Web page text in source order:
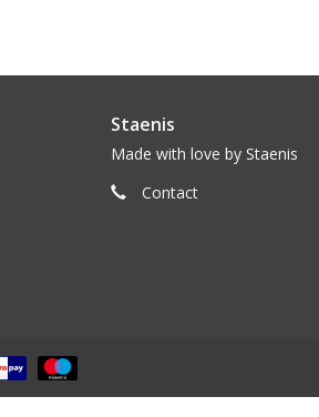
Staenis
Made with love by Staenis
Contact